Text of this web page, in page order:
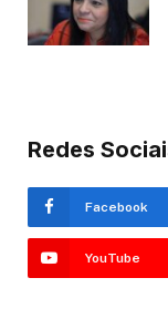
Redes
Facebook
YouTube